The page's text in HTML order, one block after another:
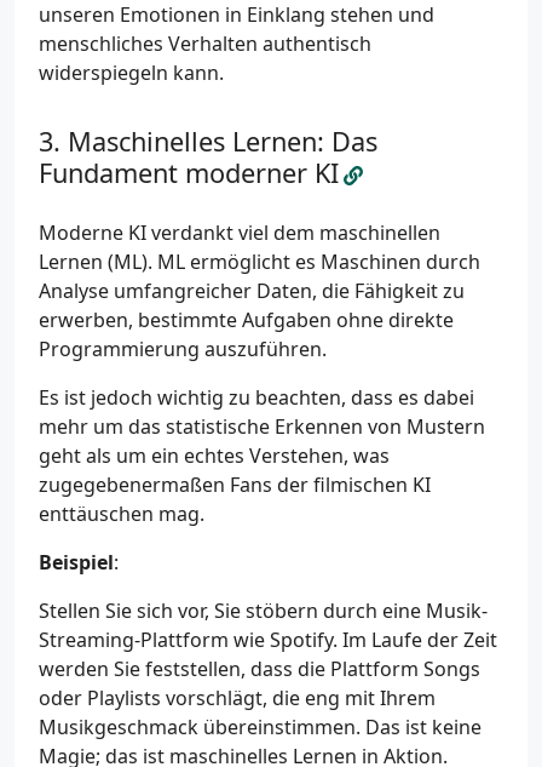
unseren Emotionen in Einklang stehen und
menschliches Verhalten authentisch
widerspiegeln kann.
Maschinelles Lernen: Das
Fundament moderner KI
Moderne KI verdankt viel dem maschinellen
Lernen (ML). ML ermöglicht es Maschinen durch
Analyse umfangreicher Daten, die Fähigkeit zu
erwerben, bestimmte Aufgaben ohne direkte
Programmierung auszuführen.
Es ist jedoch wichtig zu beachten, dass es dabei
mehr um das statistische Erkennen von Mustern
geht als um ein echtes Verstehen, was
zugegebenermaßen Fans der filmischen KI
enttäuschen mag.
Beispiel:
Stellen Sie sich vor, Sie stöbern durch eine Musik-
Streaming-Plattform wie Spotify. Im Laufe der Zeit
werden Sie feststellen, dass die Plattform Songs
oder Playlists vorschlägt, die eng mit Ihrem
Musikgeschmack übereinstimmen. Das ist keine
Magie; das ist maschinelles Lernen in Aktion.